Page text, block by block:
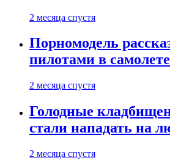
2 месяца спустя
Порномодель
пилотами в самолете
2 месяца спустя
Голодные
стали нападать на
2 месяца спустя